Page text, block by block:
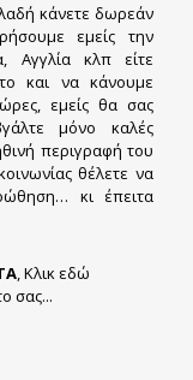
κάνετε δωρεάν
εμείς την
Αγγλία κλπ είτε
και να κάνουμε
εμείς θα σας
μόνο καλές
περιγραφή του
θέλετε να
κι έπειτα
, Κλικ εδώ
σας...